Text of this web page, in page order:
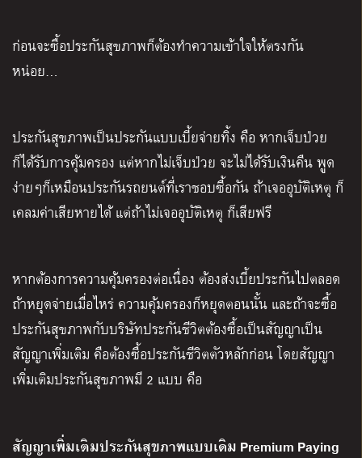
ก่อนจะซื้อประกันสุขภาพก็ต้องทำความเข้าใจให้ตรงกัน
หน่อย…
ประกันสุขภาพเป็นประกันแบบเบี้ยจ่ายทิ้ง คือ หากเจ็บป่วย
ก็ได้รับการคุ้มครอง แต่หากไม่เจ็บป่วย จะไม่ได้รับเงินคืน พูด
ง่ายๆก็เหมือนประกันรถยนต์ที่เราชอบซื้อกัน ถ้าเจออุบัติเหตุ ก็
เคลมค่าเสียหายได้ แต่ถ้าไม่เจออุบัติเหตุ ก็เสียฟรี
หากต้องการความคุ้มครองต่อเนื่อง ต้องส่งเบี้ยประกันไปตลอด
ถ้าหยุดจ่ายเมื่อไหร่ ความคุ้มครองก็หยุดตอนนั้น และถ้าจะซื้อ
ประกันสุขภาพกับบริษัทประกันชีวิตต้องซื้อเป็นสัญญาเป็น
สัญญาเพิ่มเติม คือต้องซื้อประกันชีวิตตัวหลักก่อน โดยสัญญา
เพิ่มเติมประกันสุขภาพมี 2 แบบ คือ
สัญญาเพิ่มเติมประกันสุขภาพแบบเดิม Premium Paying